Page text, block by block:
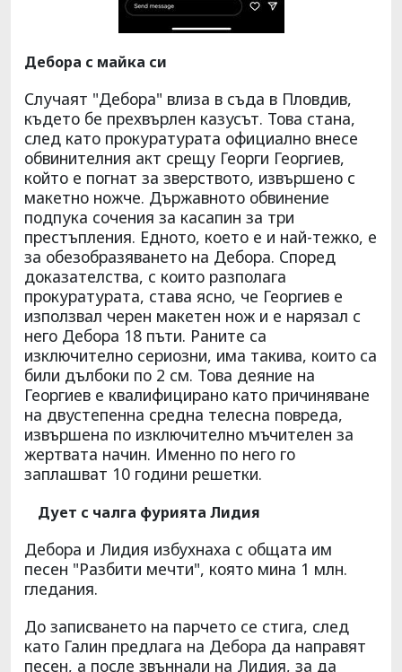
Дебора с майка си
Случаят "Дебора" влиза в съда в Пловдив,
където бе прехвърлен казусът. Това стана,
след като прокуратурата официално внесе
обвинителния акт срещу Георги Георгиев,
който е погнат за зверството, извършено с
макетно ножче. Държавното обвинение
подпука сочения за касапин за три
престъпления. Едното, което е и най-тежко, е
за обезобразяването на Дебора. Според
доказателства, с които разполага
прокуратурата, става ясно, че Георгиев е
използвал черен макетен нож и е нарязал с
него Дебора 18 пъти. Раните са
изключително сериозни, има такива, които са
били дълбоки по 2 см. Това деяние на
Георгиев е квалифицирано като причиняване
на двустепенна средна телесна повреда,
извършена по изключително мъчителен за
жертвата начин. Именно по него го
заплашват 10 години решетки.
Дует с чалга фурията Лидия
Дебора и Лидия избухнаха с общата им
песен "Разбити мечти", която мина 1 млн.
гледания.
До записването на парчето се стига, след
като Галин предлага на Дебора да направят
песен, а после звъннали на Лидия, за да